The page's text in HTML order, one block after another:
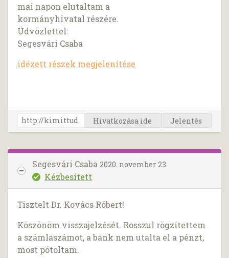
mai napon elutaltam a
kormányhivatal részére.
Üdvözlettel:
Segesvári Csaba
idézett részek megjelenítése
Hivatkozása ide Jelentés
Segesvári Csaba 2020. november 23.
Kézbesített
Tisztelt Dr. Kovács Róbert!
Köszönöm visszajelzését. Rosszul rögzítettem
a számlaszámot, a bank nem utalta el a pénzt,
most pótoltam.